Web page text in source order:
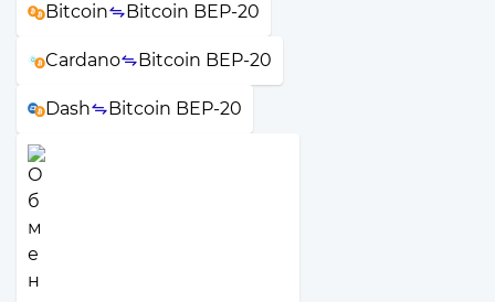
Bitcoin Bitcoin BEP-20
Cardano Bitcoin BEP-20
Dash Bitcoin BEP-20